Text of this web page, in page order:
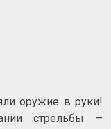
оружие в руки!
стрельбы –